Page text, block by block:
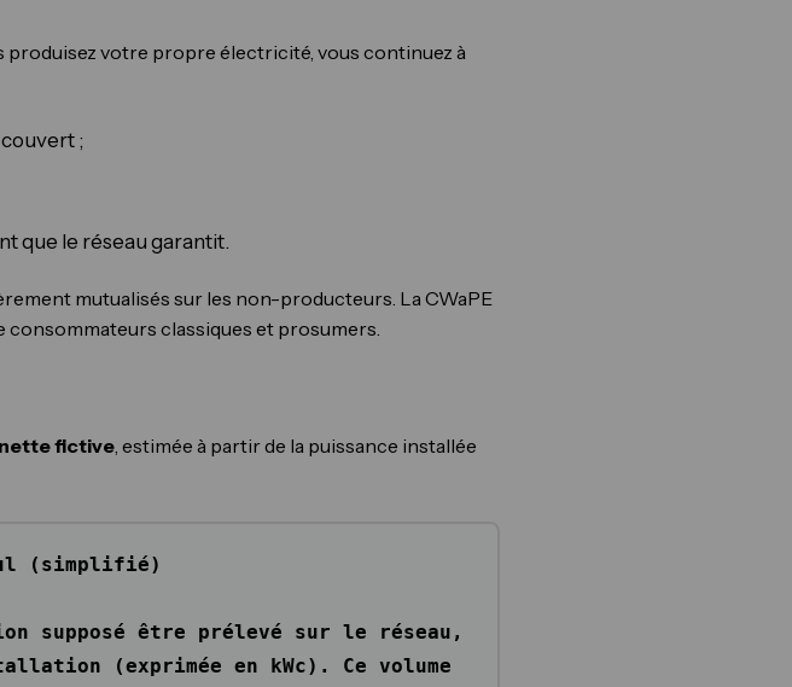
produisez votre propre électricité, vous continuez à
;
que le réseau garantit.
mutualisés sur les non-producteurs. La CWaPE
consommateurs classiques et prosumers.
fictive, estimée à partir de la puissance installée
(simplifié)
supposé être prélevé sur le réseau,
(exprimée en kWc). Ce volume